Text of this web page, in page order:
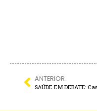
ANTERIOR